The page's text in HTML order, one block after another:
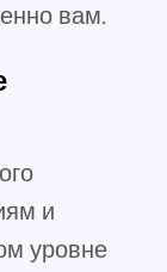
вам.
и
уровне